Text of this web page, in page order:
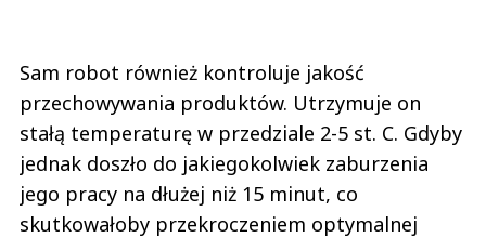
Sam robot również kontroluje jakość
przechowywania produktów. Utrzymuje on
stałą temperaturę w przedziale 2-5 st. C. Gdyby
jednak doszło do jakiegokolwiek zaburzenia
jego pracy na dłużej niż 15 minut, co
skutkowałoby przekroczeniem optymalnej